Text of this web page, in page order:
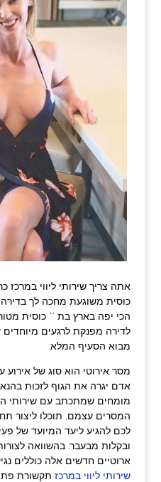
אתה צריך שירותי ליווי
כוסית משוגעת מחכה לך בדירה
הכי יפה בארץ בת ** כוסית
לדירה מפנקת לרגעים מיוחדים
מבוא הסעיף המלא:
מסר אירוטי הוא סוג של אירוע
אדם יגרה את הגוף לזכות
מומחים שמתכתב עם שירותי
המסרים עצמם, תוכלו ליצור
לכם להגיע ליעד המיועד של
ובקלות מבעבר. בהשוואה
ארוטיים חדשים אלה כוללים
שירותי ליווי במרכז תקשורת